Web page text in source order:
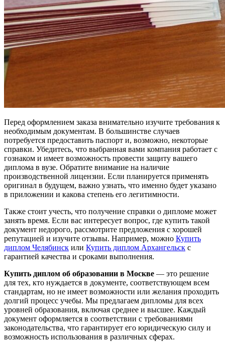
Перед оформлением заказа внимательно изучите требования к
необходимым документам. В большинстве случаев
потребуется предоставить паспорт и, возможно, некоторые
справки. Убедитесь, что выбранная вами компания работает с
гознаком и имеет возможность провести защиту вашего
диплома в вузе. Обратите внимание на наличие
производственной лицензии. Если планируется применять
оригинал в будущем, важно узнать, что именно будет указано
в приложении и какова степень его легитимности.
Также стоит учесть, что получение справки о дипломе может
занять время. Если вас интересует вопрос, где купить такой
документ недорого, рассмотрите предложения с хорошей
репутацией и изучите отзывы. Например, можно Купить
диплом Челябинск или Купить диплом Архангельск с
гарантией качества и сроками выполнения.
Купить диплом об образовании в Москве — это решение
для тех, кто нуждается в документе, соответствующем всем
стандартам, но не имеет возможности или желания проходить
долгий процесс учебы. Мы предлагаем дипломы для всех
уровней образования, включая среднее и высшее. Каждый
документ оформляется в соответствии с требованиями
законодательства, что гарантирует его юридическую силу и
возможность использования в различных сферах.